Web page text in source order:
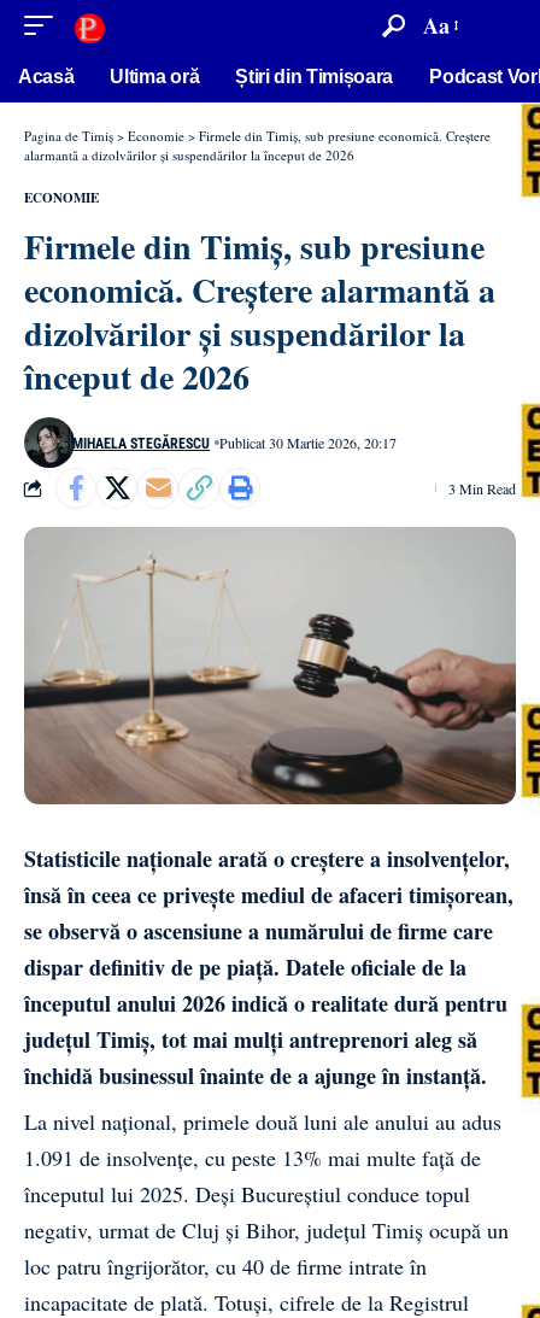
conținut Aa
Acasă Ultima oră Știri din Timișoara Podcast
Pagina de Timiș > Economie > Firmele din Timiș, sub presiune economică. Creștere
alarmantă a dizolvărilor și suspendărilor la început de 2026
ECONOMIE
Firmele din Timiș, sub presiune
economică. Creștere alarmantă a
dizolvărilor și suspendărilor la
început de 2026
MIHAELA STEGĂRESCU Publicat 30 Martie 2026, 20:17
3 Min Read
Statisticile naționale arată o creștere a insolvențelor,
însă în ceea ce privește mediul de afaceri timișorean,
se observă o ascensiune a numărului de firme care
dispar definitiv de pe piață. Datele oficiale de la
începutul anului 2026 indică o realitate dură pentru
județul Timiș, tot mai mulți antreprenori aleg să
închidă businessul înainte de a ajunge în instanță.
La nivel național, primele două luni ale anului au adus
1.091 de insolvențe, cu peste 13% mai multe față de
începutul lui 2025. Deși Bucureștiul conduce topul
negativ, urmat de Cluj și Bihor, județul Timiș ocupă un
loc patru îngrijorător, cu 40 de firme intrate în
incapacitate de plată. Totuși, cifrele de la Registrul